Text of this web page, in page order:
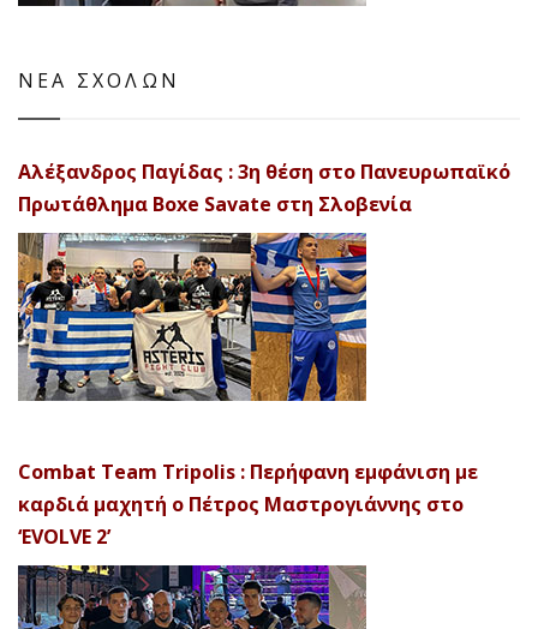
ΝΕΑ ΣΧΟΛΩΝ
Αλέξανδρος Παγίδας : 3η θέση στο Πανευρωπαϊκό
Πρωτάθλημα Boxe Savate στη Σλοβενία
Combat Team Tripolis : Περήφανη εμφάνιση με
καρδιά μαχητή ο Πέτρος Μαστρογιάννης στο
‘EVOLVE 2’